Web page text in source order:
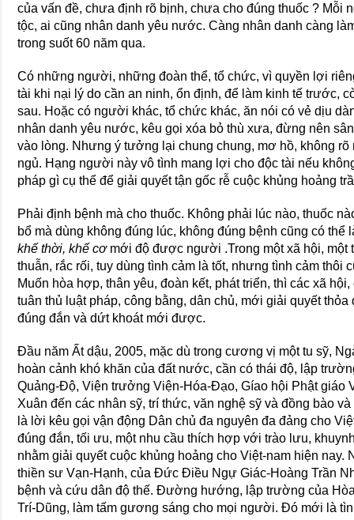
của vấn đề, chưa định rõ bịnh, chưa cho đúng thuốc ? Mỗi
tộc, ai cũng nhân danh yêu nước. Càng nhân danh càng
trong suốt 60 năm qua.
Có những người, những đoàn thể, tổ chức, vì quyền lợi
tài khi nại lý do cần an ninh, ổn định, để làm kinh tế trước,
sau. Hoặc có người khác, tổ chức khác, ăn nói có vẻ dịu
nhân danh yêu nước, kêu gọi xóa bỏ thù xưa, đừng nên
vào lòng. Nhưng ý tưởng lại chung chung, mơ hồ, không
ngủ. Hạng người này vô tình mang lợi cho độc tài nếu
pháp gì cụ thể để giải quyết tận gốc rễ cuộc khủng hoảng
Phải định bệnh mà cho thuốc. Không phải lúc nào, thuốc
bổ mà dùng không đúng lúc, không đúng bệnh cũng có
khế thời, khế cơmới độ được người .Trong một xã hội, một
thuẫn, rắc rối, tuy dùng tình cảm là tốt, nhưng tình cảm thôi
Muốn hòa hợp, thân yêu, đoàn kết, phát triển, thì các xã
tuân thủ luật pháp, công bằng, dân chủ, mới giải quyết
đúng đắn và dứt khoát mới được.
Ðầu năm Ất dậu, 2005, mặc dù trong cương vị một tu sỹ,
hoàn cảnh khó khăn của đất nước, cần có thái độ, lập
Quảng-Ðộ, Viện trưởng Viện-Hóa-Ðạo, Gíao hội Phật giáo
Xuân đến các nhân sỹ, trí thức, văn nghệ sỹ và đồng bào
là lời kêu gọi vận động Dân chủ đa nguyên đa đảng cho
đúng đắn, tối ưu, một nhu cầu thích hợp với trào lưu,
nhằm giải quyết cuộc khủng hoảng cho Việt-nam hiện nay.
thiền sư Vạn-Hạnh, của Ðức Ðiều Ngự Giác-Hoàng Trần
bệnh và cứu dân độ thế. Ðường hướng, lập trường của
Trí-Dũng, làm tấm gương sáng cho mọi người. Ðó mới là